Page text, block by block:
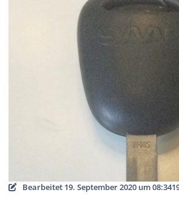
Bearbeitet 19. September 2020 um 08:34